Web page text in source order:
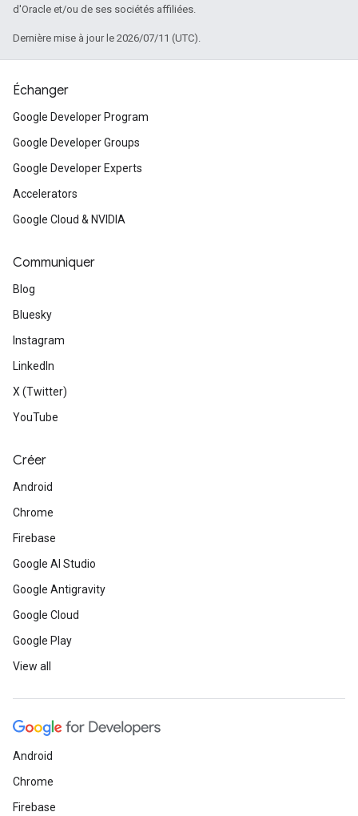
d'Oracle et/ou de ses sociétés affiliées.
Dernière mise à jour le 2026/07/11 (UTC).
Échanger
Google Developer Program
Google Developer Groups
Google Developer Experts
Accelerators
Google Cloud & NVIDIA
Communiquer
Blog
Bluesky
Instagram
LinkedIn
X (Twitter)
YouTube
Créer
Android
Chrome
Firebase
Google AI Studio
Google Antigravity
Google Cloud
Google Play
View all
Android
Chrome
Firebase